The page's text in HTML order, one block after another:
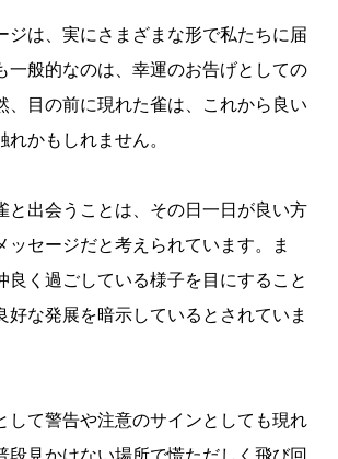
ジは、実にさまざまな形で私たちに届
一般的なのは、幸運のお告げとしての
、目の前に現れた雀は、これから良い
れかもしれません。
と出会うことは、その日一日が良い方
ッセージだと考えられています。ま
良く過ごしている様子を目にすること
好な発展を暗示しているとされていま
して警告や注意のサインとしても現れ